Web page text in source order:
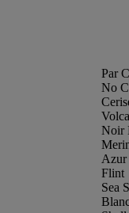
Par
No
Noir
Azur
Flint
Sea